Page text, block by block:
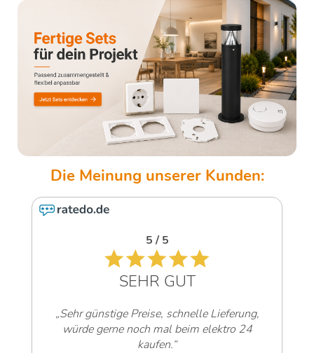
5 / 5
SEHR GUT
„Sehr günstige Preise, schnelle Lieferung,
würde gerne noch mal beim elektro 24
kaufen.“